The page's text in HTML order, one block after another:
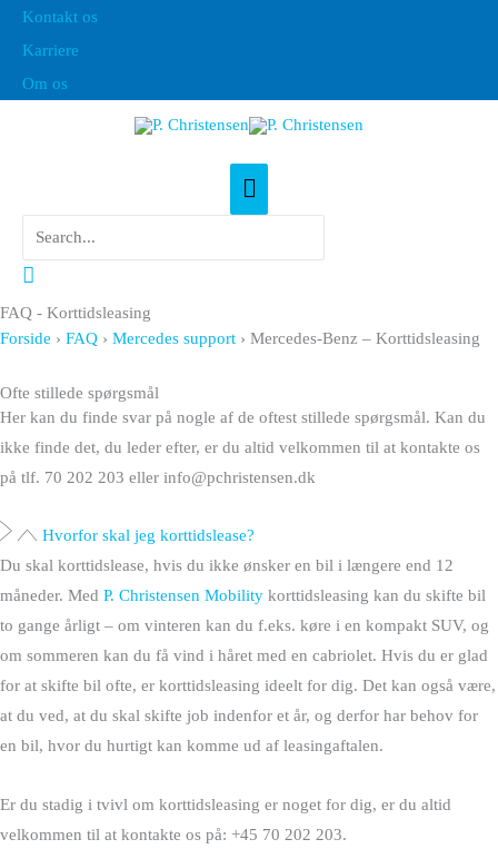
Kontakt os
Karriere
Om os
Hovedmenu
efter:
Søg
FAQ - Korttidsleasing
Forside › FAQ › Mercedes support › Mercedes-Benz – Korttidsleasing
Ofte stillede spørgsmål
Her kan du finde svar på nogle af de oftest stillede spørgsmål. Kan du
ikke finde det, du leder efter, er du altid velkommen til at kontakte os
på tlf. 70 202 203 eller info@pchristensen.dk
Hvorfor skal jeg korttidslease?
Du skal korttidslease, hvis du ikke ønsker en bil i længere end 12
måneder. Med P. Christensen Mobility korttidsleasing kan du skifte bil
to gange årligt – om vinteren kan du f.eks. køre i en kompakt SUV, og
om sommeren kan du få vind i håret med en cabriolet. Hvis du er glad
for at skifte bil ofte, er korttidsleasing ideelt for dig. Det kan også være,
at du ved, at du skal skifte job indenfor et år, og derfor har behov for
en bil, hvor du hurtigt kan komme ud af leasingaftalen.
Er du stadig i tvivl om korttidsleasing er noget for dig, er du altid
velkommen til at kontakte os på: +45 70 202 203.